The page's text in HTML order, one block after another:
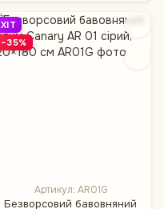
ХІТ
−35%
Артикул: AR01G
Безворсовий бавовняний